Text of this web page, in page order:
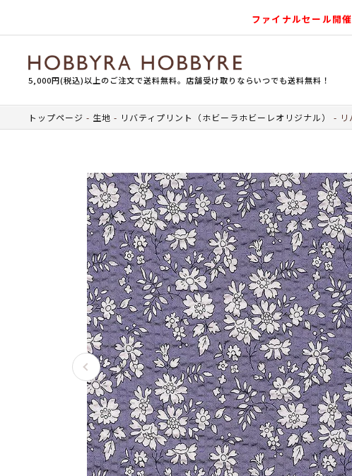
ファイナルセール開
5,000円(税込)以上のご注文で送料無料。店舗受け取りならいつでも送料無料！
トップページ 生地 リバティプリント（ホビーラホビーレオリジナル）